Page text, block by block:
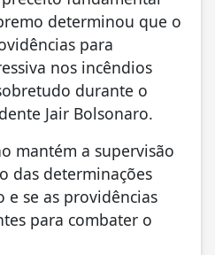
determinou que o
para
nos incêndios
durante o
Jair Bolsonaro.
mantém a supervisão
das determinações
e se as providências
para combater o